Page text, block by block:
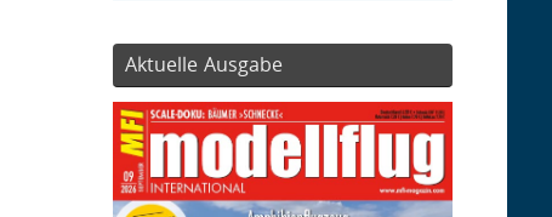
Aktuelle Ausgabe